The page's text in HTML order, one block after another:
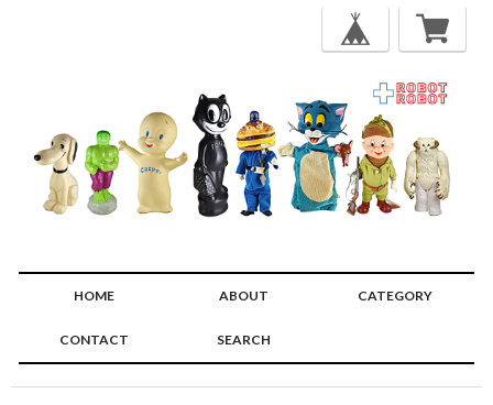
HOME ABOUT CATEGORY
CONTACT SEARCH